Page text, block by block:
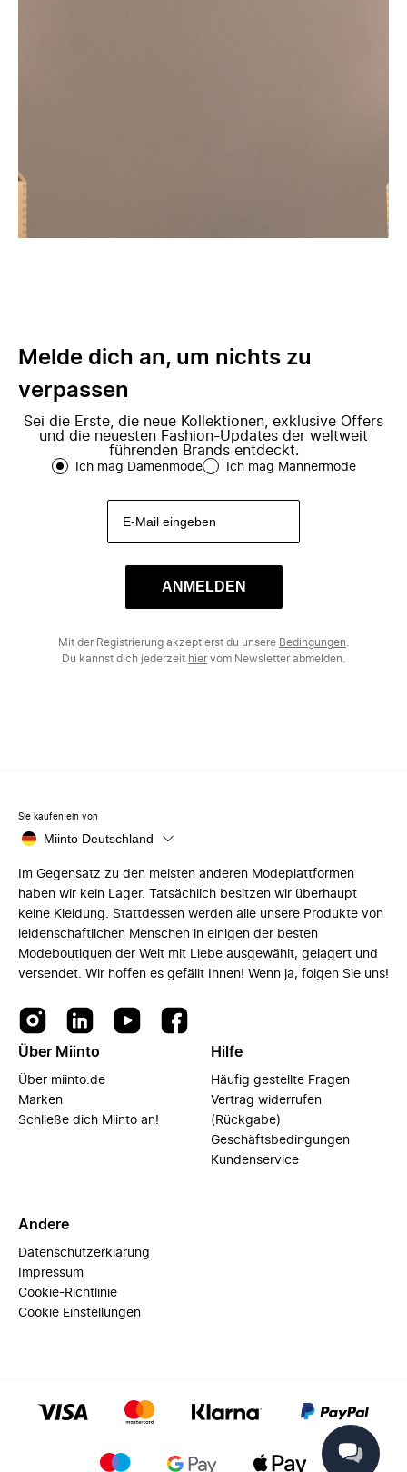
Melde dich an, um nichts zu
verpassen
Sei die Erste, die neue Kollektionen, exklusive Offers
und die neuesten Fashion-Updates der weltweit
führenden Brands entdeckt.
Ich mag Damenmode Ich mag Männermode
ANMELDEN
Mit der Registrierung akzeptierst du unsere Bedingungen
Du kannst dich jederzeit hiervom Newsletter abmelden.
Sie kaufen ein von
Miinto Deutschland
Im Gegensatz zu den meisten anderen Modeplattformen
haben wir kein Lager. Tatsächlich besitzen wir überhaupt
keine Kleidung. Stattdessen werden alle unsere Produkte von
leidenschaftlichen Menschen in einigen der besten
Modeboutiquen der Welt mit Liebe ausgewählt, gelagert und
versendet. Wir hoffen es gefällt Ihnen! Wenn ja, folgen Sie uns!
Über Miinto
Über miinto.de
Marken
Schließe dich Miinto an!
Hilfe
Häufig gestellte Fragen
Vertrag widerrufen
(Rückgabe)
Geschäftsbedingungen
Kundenservice
Andere
Datenschutzerklärung
Impressum
Cookie-Richtlinie
Cookie Einstellungen